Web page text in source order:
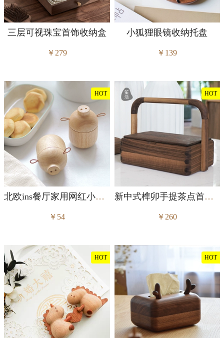
三层可视珠宝首饰收纳盒
￥279
小狐狸眼镜收纳托盘
￥139
北欧ins餐厅家用网红小猪牙签筒
￥54
HOT
新中式榫卯手提茶点首饰收纳盒
￥260
HOT
HOT HOT